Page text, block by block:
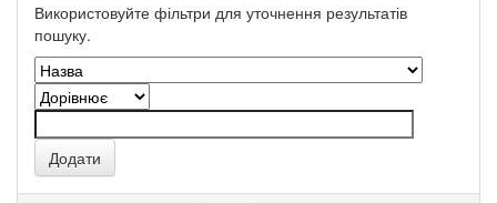
Використовуйте фільтри для уточнення результатів
пошуку.